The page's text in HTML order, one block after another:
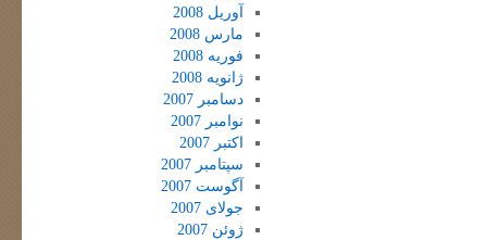
آوریل 2008
مارس 2008
فوریه 2008
ژانویه 2008
دسامبر 2007
نوامبر 2007
اکتبر 2007
سپتامبر 2007
آگوست 2007
جولای 2007
ژوئن 2007